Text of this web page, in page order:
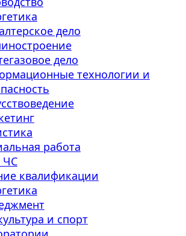
дело
дело
технологии и
работа
ЧС
квалификации
и спорт